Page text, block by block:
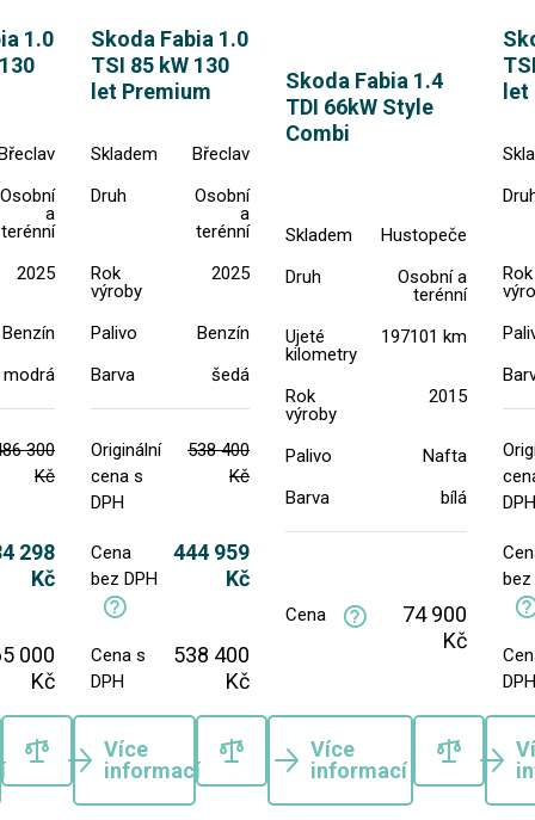
1.0
Osobní
a
terénní
2025
Benzín
modrá
300
Kč
298
Kč
000
Kč
Skoda Fabia 1.0
TSI 85 kW 130
let Premium
Skladem
Břeclav
Druh
Osobní
a
terénní
Rok
výroby
2025
Palivo
Benzín
Barva
šedá
Originální
cena s
DPH
538 400
Kč
Cena
bez DPH
444 959
Kč
Cena s
DPH
538 400
Kč
Více
informací
Skoda Fabia 1.4
TDI 66kW Style
Combi
Skladem
Hustopeče
Druh
Osobní a
terénní
Ujeté
kilometry
197101 km
Rok
výroby
2015
Palivo
Nafta
Barva
bílá
Cena
74 900
Kč
Více
informací
let
Rok
DPH
bez
DPH